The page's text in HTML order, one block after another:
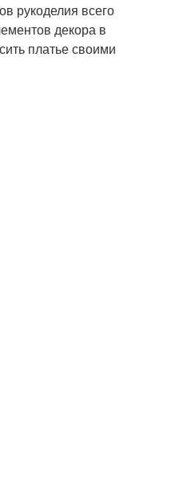
рукоделия всего
декора в
платье своими